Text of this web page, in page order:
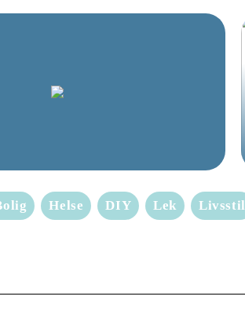
Helse DIY Lek Livsstil